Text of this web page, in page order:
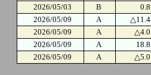
2026/05/03
B 0.8
2026/05/09
A △11.4
2026/05/09
A △4.0
2026/05/09
A 18.8
2026/05/09
A △5.0